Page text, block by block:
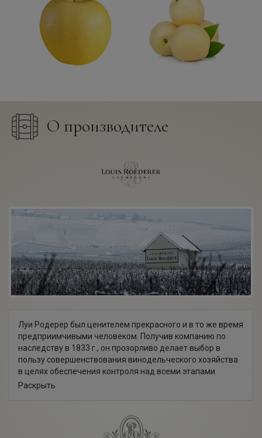
О производителе
Луи Родерер был ценителем прекрасного и в то же время
предприимчивыми человеком. Получив компанию по
наследству в 1833 г., он прозорливо делает выбор в
пользу совершенствования винодельческого хозяйства
в целях обеспечения контроля над всеми этапами
выработки вина, формирует необычный стиль, характер и
отобранные на землях Гран крю Шампани – что
противоречит общепринятой практике того времени.
Раскрыть